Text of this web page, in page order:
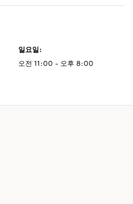
일요일:
오전 11:00 - 오후 8:00